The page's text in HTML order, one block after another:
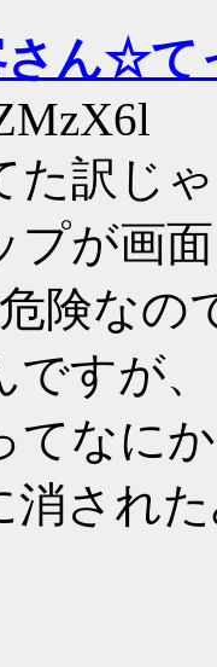
さん☆て
た訳じ
プが画
険な
すが、
てなに
消され